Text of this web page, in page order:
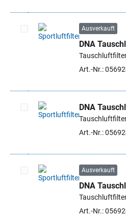
Artikel auswählen
Ausverkauft
DNA
Art.-Nr.:
Artikel auswählen
DNA
Art.-Nr.:
Artikel auswählen
Ausverkauft
DNA
Art.-Nr.: